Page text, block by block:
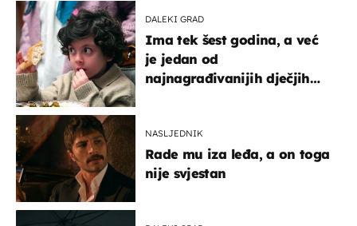
DALEKI GRAD
Ima tek šest godina, a već
je jedan od
najnagrađivanijih dječjih
NASLJEDNIK
Rade mu iza leđa, a on toga
nije svjestan